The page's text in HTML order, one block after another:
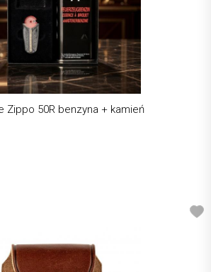
Zippo 50R benzyna + kamień